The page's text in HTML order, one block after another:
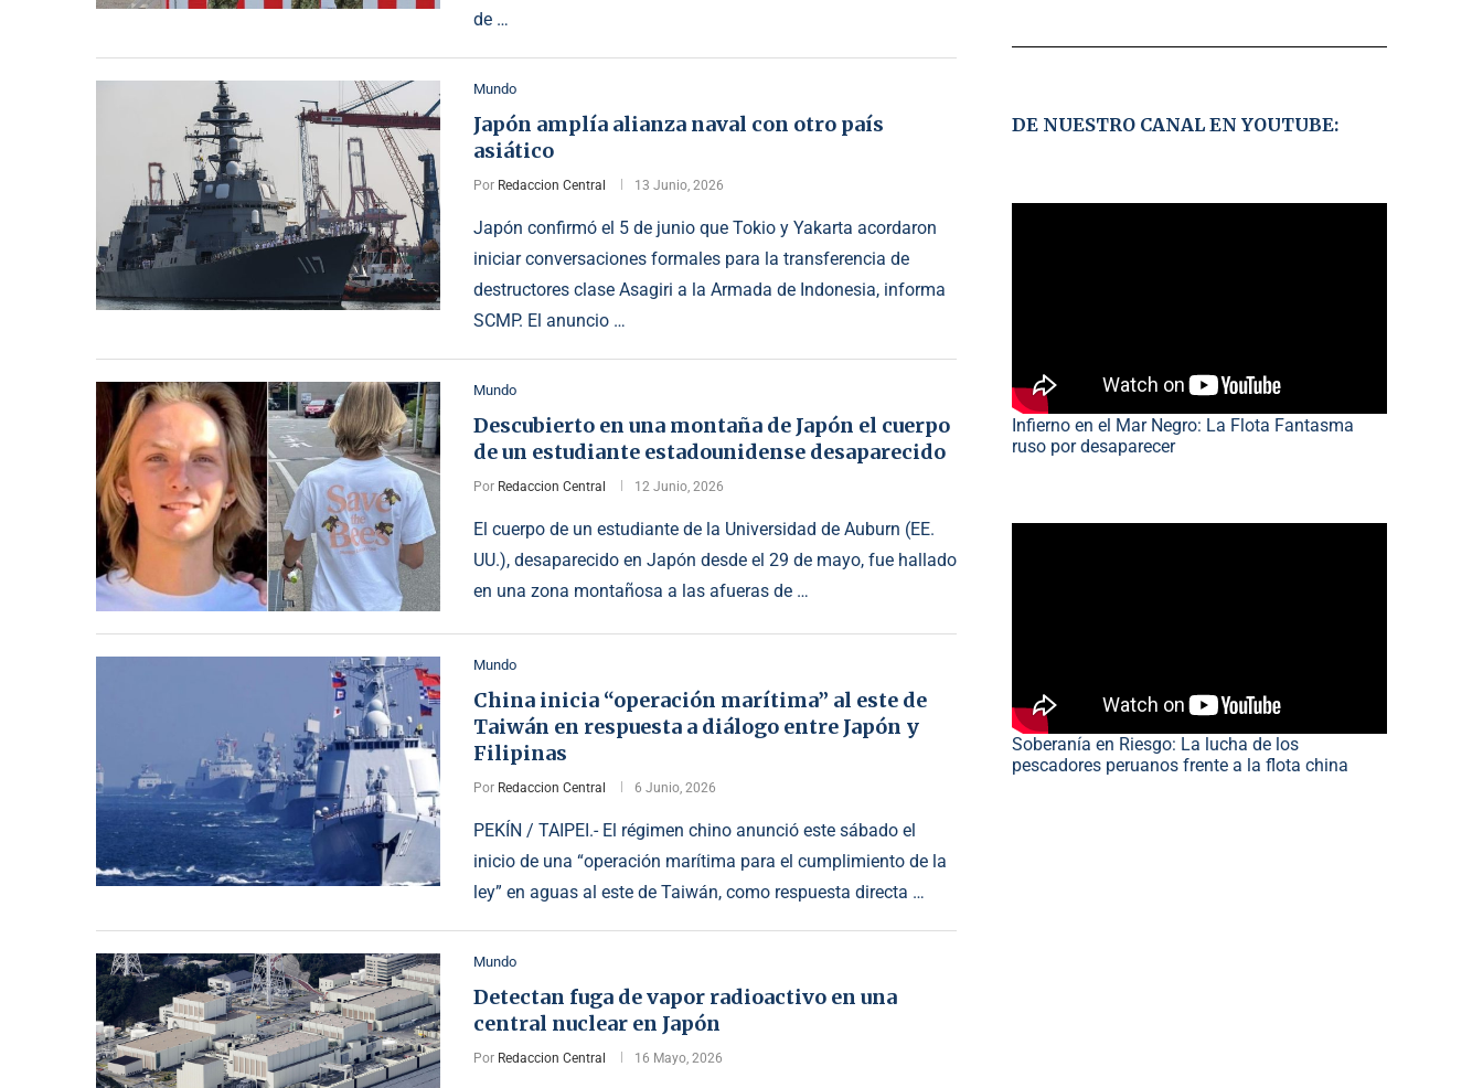
de …
Mundo
Japón amplía alianza naval con otro país
asiático
Por Redaccion Central 13 Junio, 2026
Japón confirmó el 5 de junio que Tokio y Yakarta acordaron
iniciar conversaciones formales para la transferencia de
destructores clase Asagiri a la Armada de Indonesia, informa
SCMP. El anuncio …
Mundo
Descubierto en una montaña de Japón el cuerpo
de un estudiante estadounidense desaparecido
Por Redaccion Central 12 Junio, 2026
El cuerpo de un estudiante de la Universidad de Auburn (EE.
UU.), desaparecido en Japón desde el 29 de mayo, fue hallado
en una zona montañosa a las afueras de …
Mundo
China inicia “operación marítima” al este de
Taiwán en respuesta a diálogo entre Japón y
Filipinas
Por Redaccion Central 6 Junio, 2026
PEKÍN / TAIPEI.- El régimen chino anunció este sábado el
inicio de una “operación marítima para el cumplimiento de la
ley” en aguas al este de Taiwán, como respuesta directa …
Mundo
Detectan fuga de vapor radioactivo en una
central nuclear en Japón
Por Redaccion Central 16 Mayo, 2026
DE NUESTRO CANAL EN YOUTUBE:
Infierno en el Mar Negro: La Flota Fantasma
ruso por desaparecer
Soberanía en Riesgo: La lucha de los
pescadores peruanos frente a la flota china